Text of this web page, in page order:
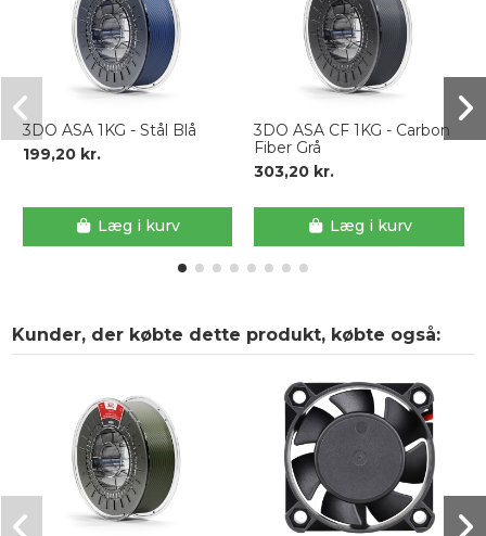
3DO ASA 1KG - Stål Blå
199,20 kr.
Læg i kurv
3DO ASA CF 1KG - Carbon
Fiber Grå
303,20 kr.
Læg i kurv
Kunder, der købte dette produkt, købte også: